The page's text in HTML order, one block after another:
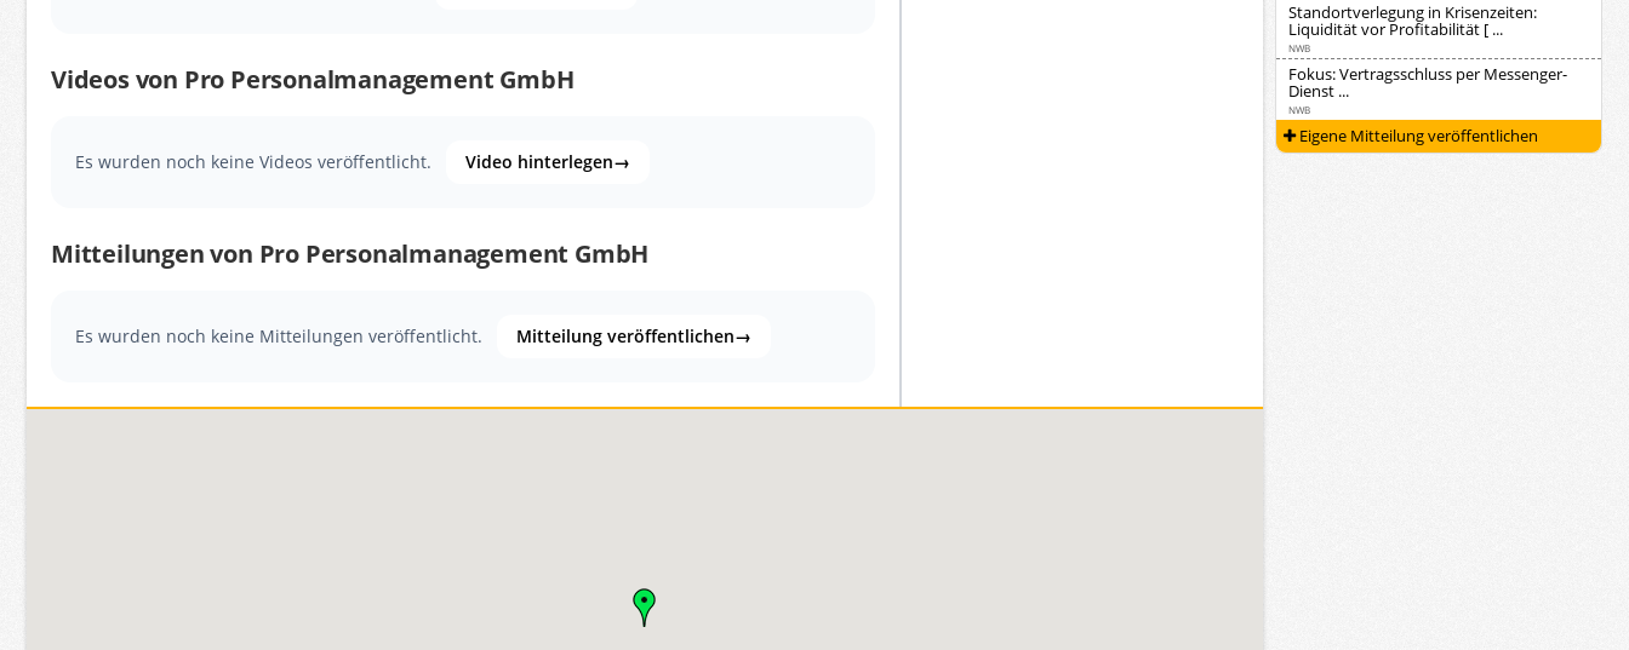
Videos von Pro Personalmanagement GmbH
Es wurden noch keine Videos veröffentlicht. Video hinterlegen→
Mitteilungen von Pro Personalmanagement GmbH
Es wurden noch keine Mitteilungen veröffentlicht. Mitteilung veröffentlichen→
Standortverlegung in Krisenzeiten:
Liquidität vor Profitabilität [ ...
NWB
Fokus: Vertragsschluss per Messenger-
Dienst ...
NWB
Eigene Mitteilung veröffentlichen